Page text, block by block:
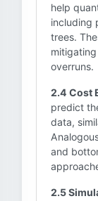
help
including
trees.
overruns.
2.4 Cost
predict
data,
and
2.5